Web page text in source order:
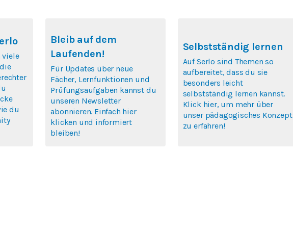
viele
du
Bleib auf dem
Laufenden!
Für Updates über neue
Fächer, Lernfunktionen und
Prüfungsaufgaben kannst du
unseren Newsletter
abonnieren. Einfach hier
klicken und informiert
bleiben!
Selbstständig lernen
Auf Serlo sind Themen so
aufbereitet, dass du sie
besonders leicht
selbstständig lernen kannst.
Klick hier, um mehr über
unser pädagogisches Konzept
zu erfahren!